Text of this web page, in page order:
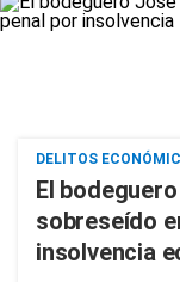
DELITOS
El
sobreseído
insolvencia